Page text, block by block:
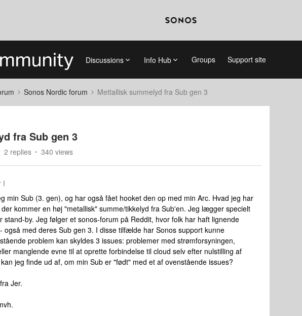
Discussions Info Hub Groups Support site
Sonos Nordic forum Mettallisk summelyd fra Sub gen 3
fra Sub gen 3
2 replies 340 views
I
min Sub (3. gen), og har også fået hooket den op med min Arc. Hvad jeg har
kommer en høj "metallisk" summe/tikkelyd fra Sub'en. Jeg lægger specielt
stand-by. Jeg følger et sonos-forum på Reddit, hvor folk har haft lignende
også med deres Sub gen 3. I disse tilfælde har Sonos support kunne
problem kan skyldes 3 issues: problemer med strømforsyningen,
manglende evne til at oprette forbindelse til cloud selv efter nulstilling af
jeg finde ud af, om min Sub er "født" med et af ovenstående issues?
Jer.